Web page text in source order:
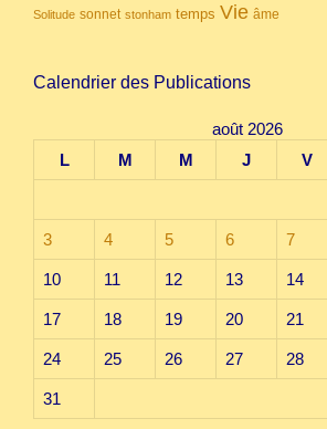
Solitude sonnet stonham temps Vie âme
Calendrier des Publications
août 2026
L
M M J V
3 4 5 6 7
10 11 12 13 14
17 18 19 20 21
24 25 26 27 28
31